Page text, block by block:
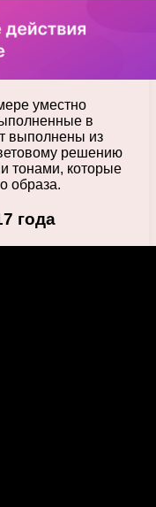
уместно
в
выполнены из
решению
тонами, которые
образа.
года